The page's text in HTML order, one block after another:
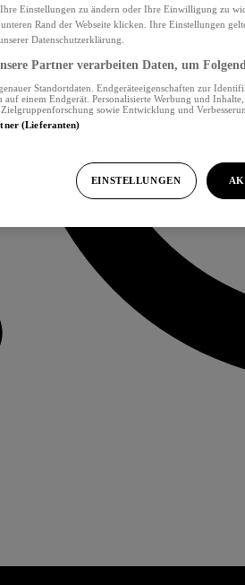
Einstellungen zu ändern oder Ihre Einwilligung zu
Rand der Webseite klicken. Ihre Einstellungen
Datenschutzerklärung.
Partner verarbeiten Daten, um
Standortdaten. Endgeräteeigenschaften zur
einem Endgerät. Personalisierte Werbung und
sowie Entwicklung und
(Lieferanten)
EINSTELLUNGEN